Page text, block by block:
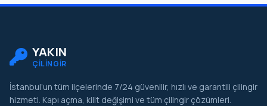
Karamandere
Kızılca
Kömürlük
YAKIN
ÇİLİNGİR
İstanbul’un tüm ilçelerinde 7/24 güvenilir, hızlı ve garantili çilingir
hizmeti. Kapı açma, kilit değişimi ve tüm çilingir çözümleri.